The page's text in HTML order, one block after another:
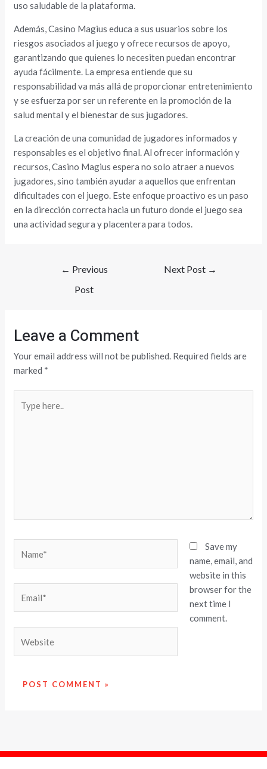
uso saludable de la plataforma.
Además, Casino Magius educa a sus usuarios sobre los
riesgos asociados al juego y ofrece recursos de apoyo,
garantizando que quienes lo necesiten puedan encontrar
ayuda fácilmente. La empresa entiende que su
responsabilidad va más allá de proporcionar entretenimiento
y se esfuerza por ser un referente en la promoción de la
salud mental y el bienestar de sus jugadores.
La creación de una comunidad de jugadores informados y
responsables es el objetivo final. Al ofrecer información y
recursos, Casino Magius espera no solo atraer a nuevos
jugadores, sino también ayudar a aquellos que enfrentan
dificultades con el juego. Este enfoque proactivo es un paso
en la dirección correcta hacia un futuro donde el juego sea
una actividad segura y placentera para todos.
← Previous
Post
Next Post →
Leave a Comment
Your email address will not be published. Required fields are
marked *
here..
Save my
name, email, and
website in this
browser for the
next time I
comment.